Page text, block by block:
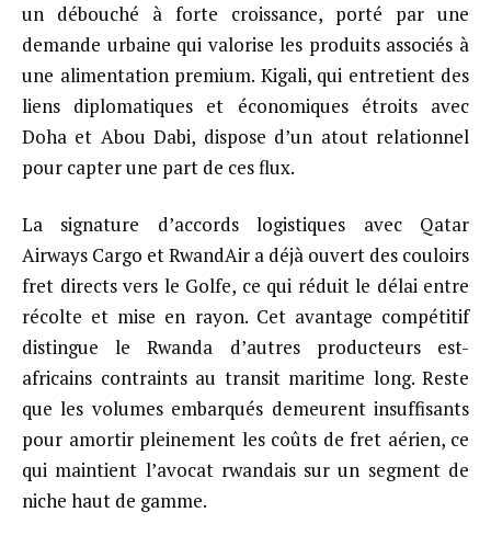
un débouché à forte croissance, porté par une
demande urbaine qui valorise les produits associés à
une alimentation premium. Kigali, qui entretient des
liens diplomatiques et économiques étroits avec
Doha et Abou Dabi, dispose d’un atout relationnel
pour capter une part de ces flux.
La signature d’accords logistiques avec Qatar
Airways Cargo et RwandAir a déjà ouvert des couloirs
fret directs vers le Golfe, ce qui réduit le délai entre
récolte et mise en rayon. Cet avantage compétitif
distingue le Rwanda d’autres producteurs est-
africains contraints au transit maritime long. Reste
que les volumes embarqués demeurent insuffisants
pour amortir pleinement les coûts de fret aérien, ce
qui maintient l’avocat rwandais sur un segment de
niche haut de gamme.